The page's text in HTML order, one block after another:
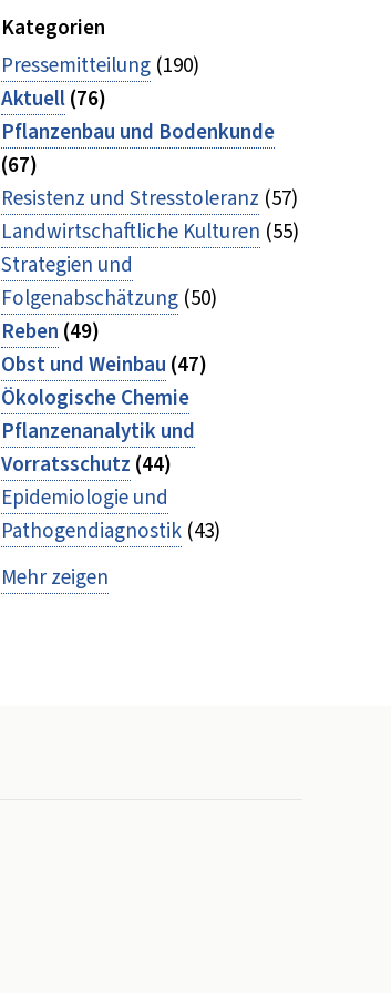
Kategorien
Pressemitteilung (190)
Aktuell(76)
Pflanzenbau und Bodenkunde
(67)
Resistenz und Stresstoleranz (57)
Landwirtschaftliche Kulturen (55)
Strategien und
Folgenabschätzung (50)
Reben (49)
Obst und Weinbau (47)
Ökologische Chemie
Pflanzenanalytik und
Vorratsschutz (44)
Epidemiologie und
Pathogendiagnostik (43)
Mehr zeigen